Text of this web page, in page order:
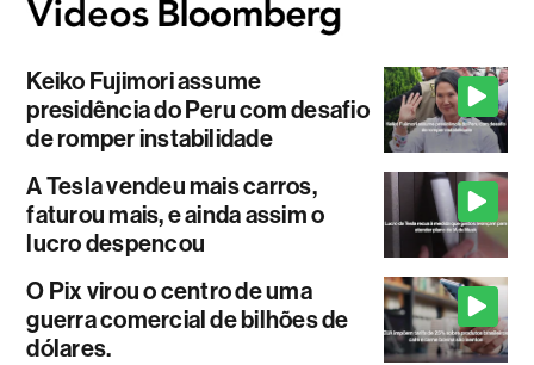
Keiko Fujimori assume
presidência do Peru com desafio
de romper instabilidade
A Tesla vendeu mais carros,
faturou mais, e ainda assim o
lucro despencou
O Pix virou o centro de uma
guerra comercial de bilhões de
dólares.